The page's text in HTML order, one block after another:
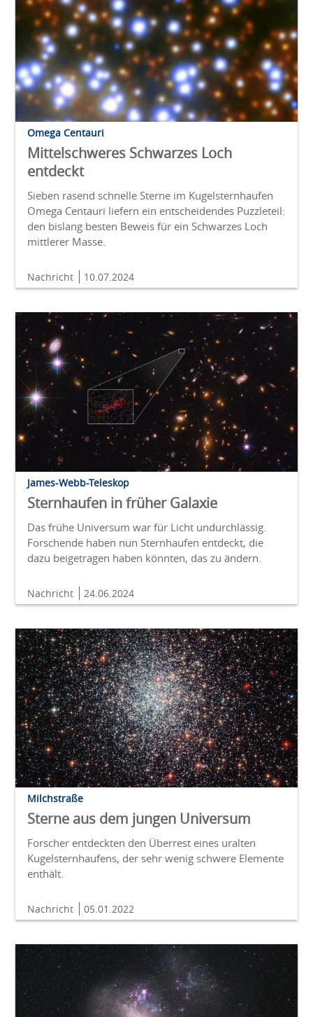
Omega Centauri
Mittelschweres Schwarzes Loch
entdeckt
Sieben rasend schnelle Sterne im Kugelsternhaufen
Omega Centauri liefern ein entscheidendes Puzzleteil:
den bislang besten Beweis für ein Schwarzes Loch
mittlerer Masse.
Nachricht 10.07.2024
James-Webb-Teleskop
Sternhaufen in früher Galaxie
Das frühe Universum war für Licht undurchlässig.
Forschende haben nun Sternhaufen entdeckt, die
dazu beigetragen haben könnten, das zu ändern.
Nachricht 24.06.2024
Milchstraße
Sterne aus dem jungen Universum
Forscher entdeckten den Überrest eines uralten
Kugelsternhaufens, der sehr wenig schwere Elemente
enthält.
Nachricht 05.01.2022